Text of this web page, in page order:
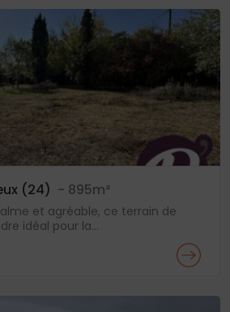
(24) - 895m²
et agréable, ce terrain de
idéal pour la...